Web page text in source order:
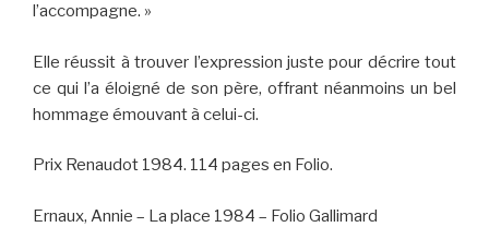
l’accompagne. »
Elle réussit à trouver l’expression juste pour décrire tout
ce qui l’a éloigné de son père, offrant néanmoins un bel
hommage émouvant à celui-ci.
Prix Renaudot 1984. 114 pages en Folio.
Ernaux, Annie – La place 1984 – Folio Gallimard